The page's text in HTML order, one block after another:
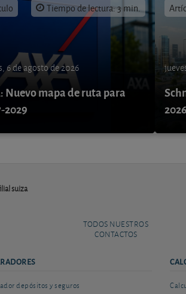
Tiempo de lectura: 3 min.
6 de agosto de 2026
Nuevo mapa de ruta para
2029
2026
suiza
TODOS NUESTROS
CONTACTOS
depósitos y seguros